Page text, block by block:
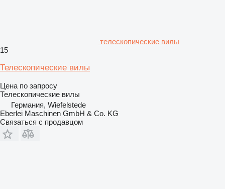
телескопические вилы
15
Телескопические вилы
Цена по запросу
Телескопические вилы
Германия, Wiefelstede
Eberlei Maschinen GmbH & Co. KG
Связаться с продавцом